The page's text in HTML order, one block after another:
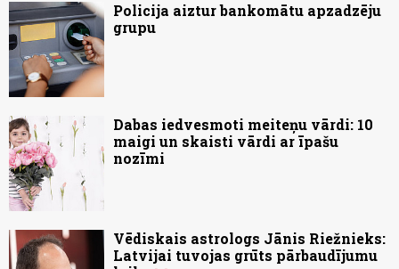
Policija aiztur bankomātu apzadzēju
grupu
Dabas iedvesmoti meiteņu vārdi: 10
maigi un skaisti vārdi ar īpašu
nozīmi
Vēdiskais astrologs Jānis Riežnieks:
Latvijai tuvojas grūts pārbaudījumu